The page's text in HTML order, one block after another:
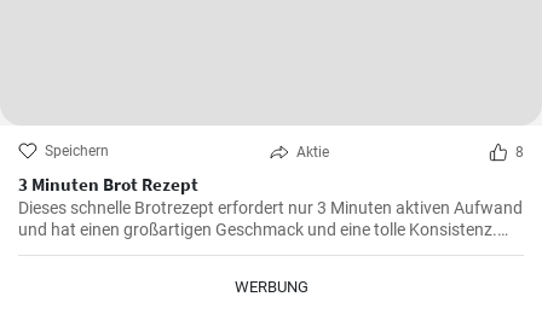
Speichern Aktie 8
3 Minuten Brot Rezept
Dieses schnelle Brotrezept erfordert nur 3 Minuten aktiven Aufwand
und hat einen großartigen Geschmack und eine tolle Konsistenz.
Dieses Brot eignet sich perfekt für den täglichen Verzehr und ist
WERBUNG